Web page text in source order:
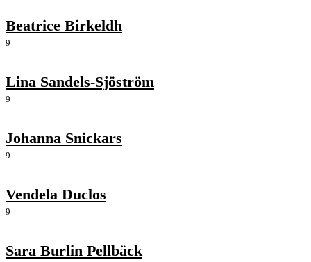
Beatrice Birkeldh
9
Lina Sandels-Sjöström
9
Johanna Snickars
9
Vendela Duclos
9
Sara Burlin Pellbäck